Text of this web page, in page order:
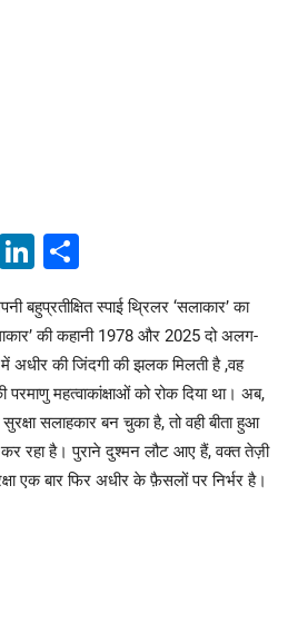
Telegram
LinkedIn
बहुप्रतीक्षित स्पाई थ्रिलर ‘सलाकार’ का
की कहानी 1978 और 2025 दो अलग-
की जिंदगी की झलक मिलती है ,वह
महत्वाकांक्षाओं को रोक दिया था। अब,
सुरक्षा सलाहकार बन चुका है, तो वही बीता हुआ
रहा है। पुराने दुश्मन लौट आए हैं, वक्त तेज़ी
एक बार फिर अधीर के फ़ैसलों पर निर्भर है।